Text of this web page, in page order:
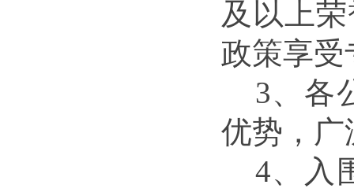
及以上
政策享
3、 各
优势，广
4、
入